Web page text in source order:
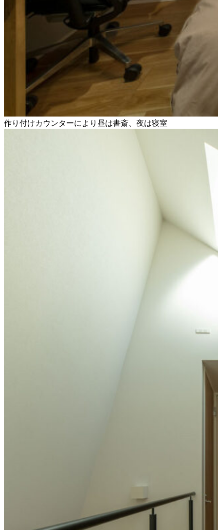
作り付けカウンターにより昼は書斎、夜は寝室